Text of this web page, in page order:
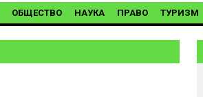
ОБЩЕСТВО НАУКА ПРАВО ТУРИЗМ